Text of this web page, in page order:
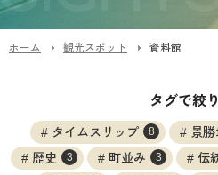
ホーム 観光スポット 資料館
タグで絞
タイムスリップ 8 景勝
歴史 3 町並み 3 伝